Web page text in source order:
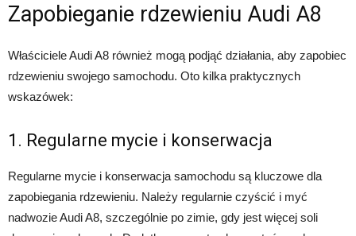
Zapobieganie rdzewieniu Audi A8
Właściciele Audi A8 również mogą podjąć działania, aby zapobiec
rdzewieniu swojego samochodu. Oto kilka praktycznych
wskazówek:
1. Regularne mycie i konserwacja
Regularne mycie i konserwacja samochodu są kluczowe dla
zapobiegania rdzewieniu. Należy regularnie czyścić i myć
nadwozie Audi A8, szczególnie po zimie, gdy jest więcej soli